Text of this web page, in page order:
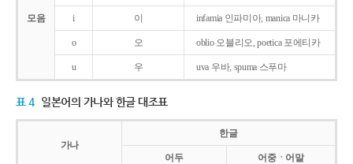
모음 i 이 infamia 인파미아, manica 마니카
o 오 oblio 오블리오, poetica 포에티카
u 우 uva 우바, spuma 스푸마
표 4 일본어의 가나와 한글 대조표
가나
한글
어두 어중ㆍ어말